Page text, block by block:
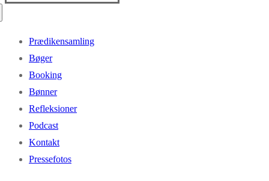
Prædikensamling
Bøger
Booking
Bønner
Refleksioner
Podcast
Kontakt
Pressefotos